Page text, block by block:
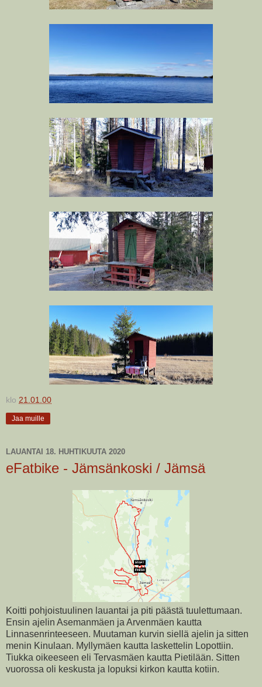
klo 21.01.00
Jaa muille
LAUANTAI 18. HUHTIKUUTA 2020
eFatbike - Jämsänkoski / Jämsä
Koitti pohjoistuulinen lauantai ja piti päästä tuulettumaan.
Ensin ajelin Asemanmäen ja Arvenmäen kautta
Linnasenrinteeseen. Muutaman kurvin siellä ajelin ja sitten
menin Kinulaan. Myllymäen kautta laskettelin Lopottiin.
Tiukka oikeeseen eli Tervasmäen kautta Pietilään. Sitten
vuorossa oli keskusta ja lopuksi kirkon kautta kotiin.